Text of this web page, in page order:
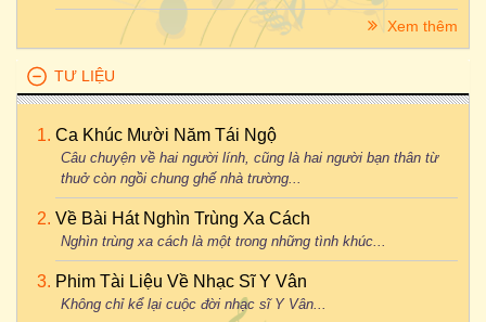
Xem thêm
TƯ LIỆU
Ca Khúc Mười Năm Tái Ngộ
Câu chuyện về hai người lính, cũng là hai người bạn thân từ
thuở còn ngồi chung ghế nhà trường...
Về Bài Hát Nghìn Trùng Xa Cách
Nghìn trùng xa cách là một trong những tình khúc...
Phim Tài Liệu Về Nhạc Sĩ Y Vân
Không chỉ kể lại cuộc đời nhạc sĩ Y Vân...